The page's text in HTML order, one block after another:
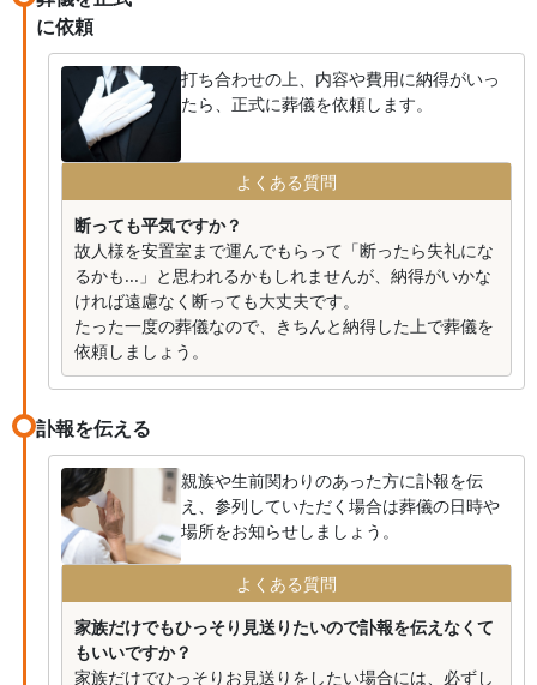
に依頼
打ち合わせの上、内容や費用に納得がいっ
たら、正式に葬儀を依頼します。
よくある質問
断っても平気ですか？
故人様を安置室まで運んでもらって「断ったら失礼にな
るかも...」と思われるかもしれませんが、納得がいかな
ければ遠慮なく断っても大丈夫です。
たった一度の葬儀なので、きちんと納得した上で葬儀を
依頼しましょう。
訃報を伝える
親族や生前関わりのあった方に訃報を伝
え、参列していただく場合は葬儀の日時や
場所をお知らせしましょう。
よくある質問
家族だけでもひっそり見送りたいので訃報を伝えなくて
もいいですか？
家族だけでひっそりお見送りをしたい場合には、必ずし